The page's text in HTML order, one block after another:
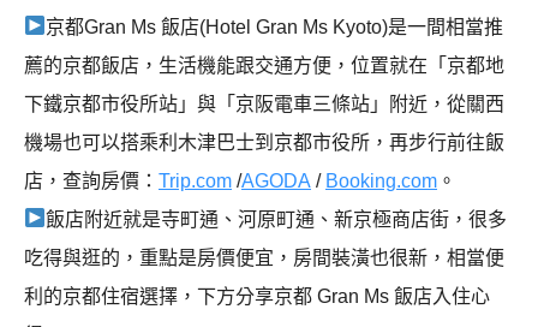
京都Gran Ms 飯店(Hotel Gran Ms Kyoto)是一間相當推
薦的京都飯店，生活機能跟交通方便，位置就在「京都地
下鐵京都市役所站」與「京阪電車三條站」附近，從關西
機場也可以搭乘利木津巴士到京都市役所，再步行前往飯
店，查詢房價： Trip.com /AGODA / Booking.com 。
飯店附近就是寺町通、河原町通、新京極商店街，很多
吃得與逛的，重點是房價便宜，房間裝潢也很新，相當便
利的京都住宿選擇，下方分享京都 Gran Ms 飯店入住心